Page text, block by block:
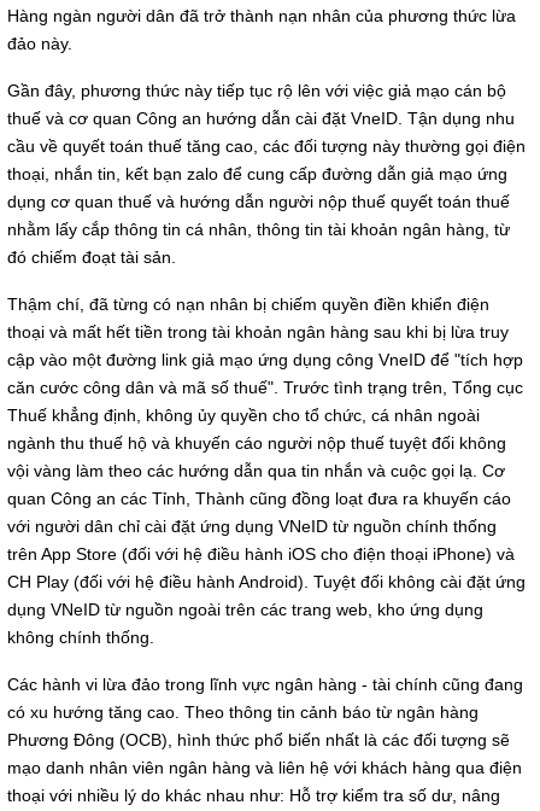
Hàng ngàn người dân đã trở thành nạn nhân của phương thức lừa
đảo này.
Gần đây, phương thức này tiếp tục rộ lên với việc giả mạo cán bộ
thuế và cơ quan Công an hướng dẫn cài đặt VneID. Tận dụng nhu
cầu về quyết toán thuế tăng cao, các đối tượng này thường gọi điện
thoại, nhắn tin, kết bạn zalo để cung cấp đường dẫn giả mạo ứng
dụng cơ quan thuế và hướng dẫn người nộp thuế quyết toán thuế
nhằm lấy cắp thông tin cá nhân, thông tin tài khoản ngân hàng, từ
đó chiếm đoạt tài sản.
Thậm chí, đã từng có nạn nhân bị chiếm quyền điền khiển điện
thoại và mất hết tiền trong tài khoản ngân hàng sau khi bị lừa truy
cập vào một đường link giả mạo ứng dụng công VneID để "tích hợp
căn cước công dân và mã số thuế". Trước tình trạng trên, Tổng cục
Thuế khẳng định, không ủy quyền cho tổ chức, cá nhân ngoài
ngành thu thuế hộ và khuyến cáo người nộp thuế tuyệt đối không
vội vàng làm theo các hướng dẫn qua tin nhắn và cuộc gọi lạ. Cơ
quan Công an các Tỉnh, Thành cũng đồng loạt đưa ra khuyến cáo
với người dân chỉ cài đặt ứng dụng VNeID từ nguồn chính thống
trên App Store (đối với hệ điều hành iOS cho điện thoại iPhone) và
CH Play (đối với hệ điều hành Android). Tuyệt đối không cài đặt ứng
dụng VNeID từ nguồn ngoài trên các trang web, kho ứng dụng
không chính thống.
Các hành vi lừa đảo trong lĩnh vực ngân hàng - tài chính cũng đang
có xu hướng tăng cao. Theo thông tin cảnh báo từ ngân hàng
Phương Đông (OCB), hình thức phổ biến nhất là các đối tượng sẽ
mạo danh nhân viên ngân hàng và liên hệ với khách hàng qua điện
thoại với nhiều lý do khác nhau như: Hỗ trợ kiểm tra số dư, nâng